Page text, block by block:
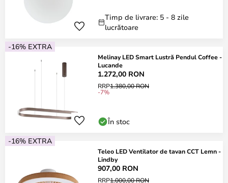
Timp de livrare: 5 - 8 zile
lucrătoare
-16% EXTRA
Melinay LED Smart Lustră Pendul Coffee -
Lucande
1.272,00 RON
RRP1.380,00 RON
-7%
În stoc
-16% EXTRA
Teleo LED Ventilator de tavan CCT Lemn -
Lindby
907,00 RON
RRP1.000,00 RON